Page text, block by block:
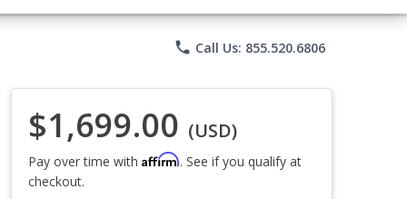
phone Call Us: 855.520.6806
$1,699.00 (USD)
Pay over time with Affirm. See if you qualify at
checkout.